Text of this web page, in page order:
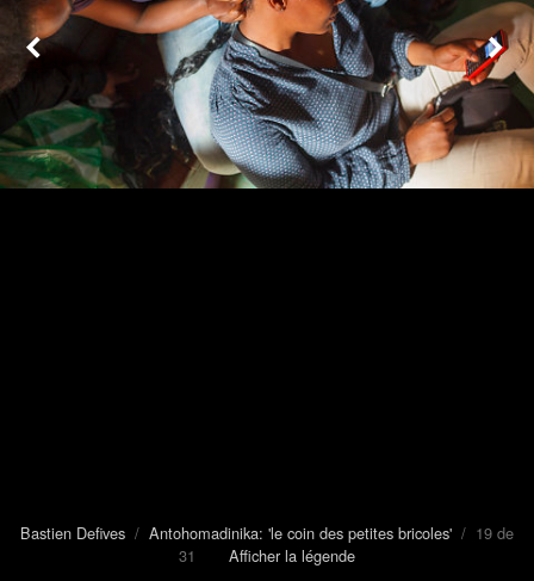
Bastien Defives / Antohomadinika: 'le coin des petites bricoles' / 19 de
31 Afficher la légende